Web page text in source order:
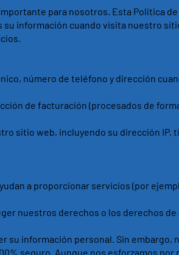
para nosotros. Esta Política
información cuando visita nuestro
número de teléfono y dirección
de facturación (procesados de
sitio web, incluyendo su dirección IP,
a proporcionar servicios (por
nuestros derechos o los derechos
su información personal. Sin embargo,
seguro. Aunque nos esforzamos por